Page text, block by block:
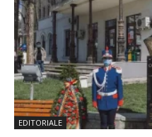
EDITORIALE